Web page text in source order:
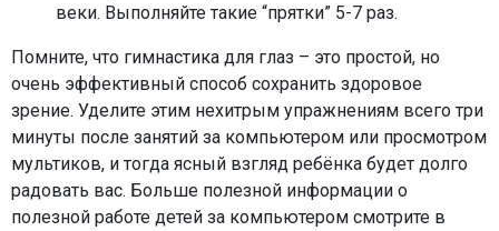
веки. Выполняйте такие “прятки” 5-7 раз.
Помните, что гимнастика для глаз – это простой, но
очень эффективный способ сохранить здоровое
зрение. Уделите этим нехитрым упражнениям всего три
минуты после занятий за компьютером или просмотром
мультиков, и тогда ясный взгляд ребёнка будет долго
радовать вас. Больше полезной информации о
полезной работе детей за компьютером смотрите в